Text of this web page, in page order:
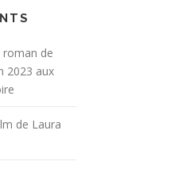
roman de
2023 aux
de Laura